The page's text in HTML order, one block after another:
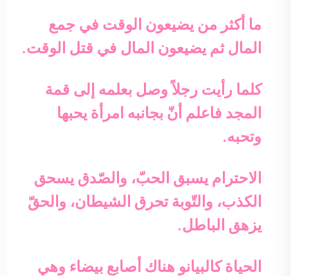
ما أكثر من يضيعون الوقت في جمع
المال ثم يضيعون المال في قتل الوقت.
كلما رأيت رجلاً وصل بعلمه إلى قمة
المجد فاعلم أنّ بجانبه امرأة يحبها
وتحبه.
الاحترام يسبق الحبّ، والصّدق يسحق
الكذب، والتّوبة تحرق الشيطان، والحقّ
يزهق الباطل.
الحياة كالبيانو هناك أصابع بيضاء وهي